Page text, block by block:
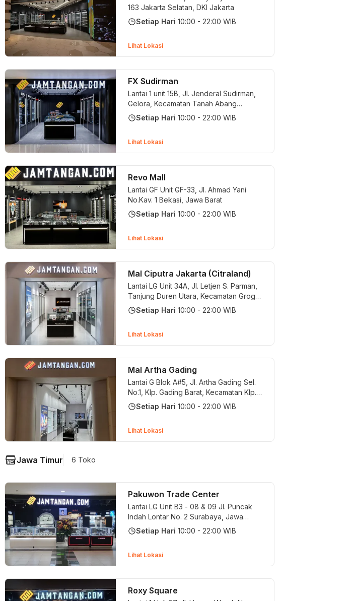
163 Jakarta Selatan, DKI Jakarta
Setiap Hari 10:00 - 22:00 WIB
Lihat Lokasi
FX Sudirman
Lantai 1 unit 15B, Jl. Jenderal Sudirman,
Gelora, Kecamatan Tanah Abang
Jakarta Pusat, DKI Jakarta
Setiap Hari 10:00 - 22:00 WIB
Lihat Lokasi
Revo Mall
Lantai GF Unit GF-33, Jl. Ahmad Yani
No.Kav. 1 Bekasi, Jawa Barat
Setiap Hari 10:00 - 22:00 WIB
Lihat Lokasi
Mal Ciputra Jakarta (Citraland)
Lantai LG Unit 34A, Jl. Letjen S. Parman,
Tanjung Duren Utara, Kecamatan Grogol
Petamburan, Kota Jakarta Barat, Daerah
Khusus Ibukota Jakarta 11470
Setiap Hari 10:00 - 22:00 WIB
Lihat Lokasi
Mal Artha Gading
Lantai G Blok A#5, Jl. Artha Gading Sel.
No.1, Klp. Gading Barat, Kecamatan Klp.
Gading, Kota Jakarta Utara, Daerah
Khusus Ibukota Jakarta 14240
Setiap Hari 10:00 - 22:00 WIB
Lihat Lokasi
Jawa Timur 6 Toko
Pakuwon Trade Center
Lantai LG Unit B3 - 08 & 09 Jl. Puncak
Indah Lontar No. 2 Surabaya, Jawa
Timur
Setiap Hari 10:00 - 22:00 WIB
Lihat Lokasi
Roxy Square